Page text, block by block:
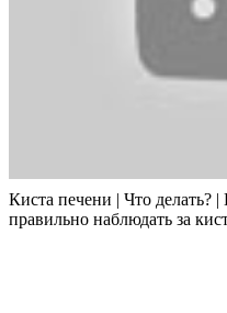
Киста печени | Что делать?
правильно наблюдать за